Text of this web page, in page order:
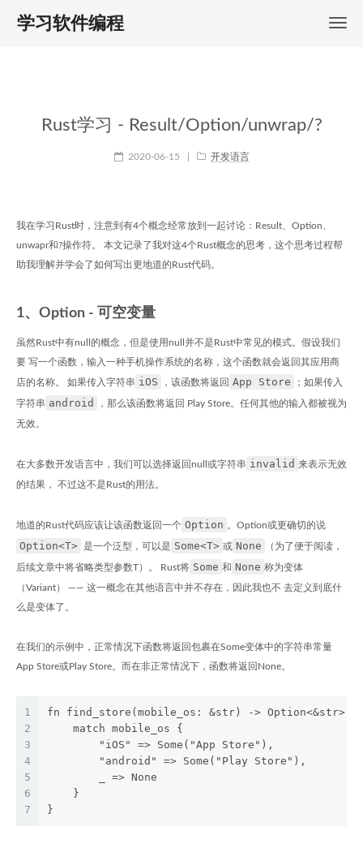
学习软件编程
Rust学习 - Result/Option/unwrap/?
2020-06-15 开发语言
我在学习Rust时，注意到有4个概念经常放到一起讨论：Result、Option、
unwapr和?操作符。 本文记录了我对这4个Rust概念的思考，这个思考过程帮
助我理解并学会了如何写出更地道的Rust代码。
1、Option - 可空变量
虽然Rust中有null的概念，但是使用null并不是Rust中常见的模式。假设我们
要 写一个函数，输入一种手机操作系统的名称，这个函数就会返回其应用商
店的名称。 如果传入字符串 iOS ，该函数将返回 App Store ；如果传入
字符串 android ，那么该函数将返回 Play Store。任何其他的输入都被视为
无效。
在大多数开发语言中，我们可以选择返回null或字符串 invalid 来表示无效
的结果， 不过这不是Rust的用法。
地道的Rust代码应该让该函数返回一个 Option 。Option或更确切的说
Option<T> 是一个泛型，可以是 Some<T> 或 None （为了便于阅读，
后续文章中将省略类型参数T）。 Rust将 Some 和 None 称为变体
（Variant） —— 这一概念在其他语言中并不存在，因此我也不 去定义到底什
么是变体了。
在我们的示例中，正常情况下函数将返回包裹在Some变体中的字符串常量
App Store或Play Store。而在非正常情况下，函数将返回None。
1
2
3
4
5
6
7
fn find_store(mobile_os: &str) -> Option<&str> {
    match mobile_os {
        "iOS" => Some("App Store"),
        "android" => Some("Play Store"),
        _ => None
    }
}